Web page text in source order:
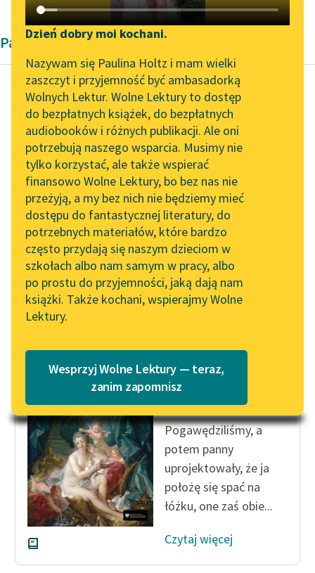
Katalog DAISY
Podkasty o książkach
Zgłoś brak utworu
Aktualności
Spotkanie z Katarzyną
Tunkiel w Oslo
Wolne Lektury na 32.
Pol’and’Rock Festivalu
„Kochanek Lady
Chatterley” do słuchania
na Wolnych Lekturach
Nowy audiobook –
„Marzenie o Oriencie”
Sophie Elkan
Kolekcja Nadwyraz.com x
Wolne Lektury – idealna na
Lektury szkolne i klasyka
literatury do słuchania dla
uczennic i uczniów z
niepełnosprawnościami
E-kolekcja lektur
szkolnych i literatury do
słuchania dla uczennic i
uczniów z
niepełnosprawnościami
Narzędzia
Mapa Wolnych Lektur
Leśmianator
Przewodnik dla piszących i
czytających
API
OAI-PMH
Widget Wolnych Lektur
Przypisy
Katalog w formacie PDF
Dzień dobry moi kochani.
Nazywam się Paulina Holtz i mam wielki
zaszczyt i przyjemność być ambasadorką
Wolnych Lektur. Wolne Lektury to dostęp
do bezpłatnych książek, do bezpłatnych
audiobooków i różnych publikacji. Ale oni
potrzebują naszego wsparcia. Musimy nie
tylko korzystać, ale także wspierać
finansowo Wolne Lektury, bo bez nas nie
przeżyją, a my bez nich nie będziemy mieć
dostępu do fantastycznej literatury, do
potrzebnych materiałów, które bardzo
często przydają się naszym dzieciom w
szkołach albo nam samym w pracy, albo
po prostu do przyjemności, jaką dają nam
książki. Także kochani, wspierajmy Wolne
Lektury.
Wesprzyj Wolne Lektury — teraz,
zanim zapomnisz
Pamiętnik Giacomo Casanovy
Giacomo Casanova
Od kobiety do
kobiety
Byłem od niej o trzy
lata młodszy;
sądziłem, że dla tego
samego nie będzie
mogła...
Czytaj więcej
Od kobiety do
kobiety
Pogawędziliśmy, a
potem panny
uprojektowały, że ja
położę się spać na
łóżku, one zaś obie...
Czytaj więcej